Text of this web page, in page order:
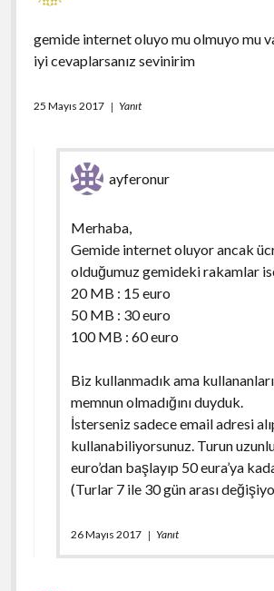
gemide internet oluyo mu olmuyo mu
iyi cevaplarsanız sevinirim
25 Mayıs 2017 Yanıt
ayferonur
Merhaba,
Gemide internet oluyor ancak
olduğumuz gemideki rakamlar
20 MB : 15 euro
50 MB : 30 euro
100 MB : 60 euro
Biz kullanmadık ama
memnun olmadığını duyduk.
İsterseniz sadece email adresi
kullanabiliyorsunuz. Turun
euro’dan başlayıp 50 eura’ya
(Turlar 7 ile 30 gün arası
26 Mayıs 2017 Yanıt